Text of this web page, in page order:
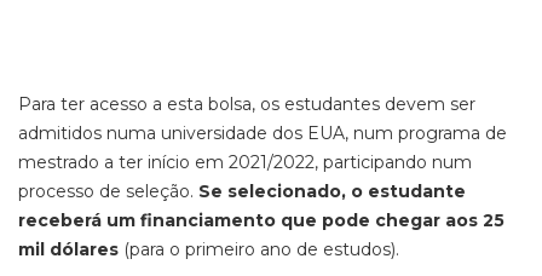
Para ter acesso a esta bolsa, os estudantes devem ser
admitidos numa universidade dos EUA, num programa de
mestrado a ter início em 2021/2022, participando num
processo de seleção. Se selecionado, o estudante
receberá um financiamento que pode chegar aos 25
mil dólares (para o primeiro ano de estudos).